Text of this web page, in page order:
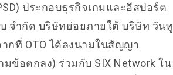
ประกอบธุรกิจเกมและอีสปอร์ต
จำกัด บริษัทย่อยภายใต้ บริษัท วันทู
ากที่ OTO ได้ลงนามในสัญญา
มข้อตกลง) ร่วมกับ SIX Network ใน